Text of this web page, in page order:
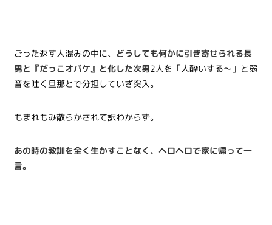
ごった返す人混みの中に、 どうしても何かに引き寄せられる長
男と『だっこオバケ』と化した次男2人を「人酔いする～」と弱
音を吐く旦那とで分担していざ突入。
もまれもみ散らかされて訳わからず。
あの時の教訓を全く生かすことなく、ヘロヘロで家に帰って一
言。